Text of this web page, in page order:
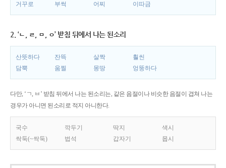
거꾸로
부썩 어찌 이따금
2. ‘ㄴ, ㄹ, ㅁ, ㅇ’ 받침 뒤에서 나는 된소리
산뜻하다 잔뜩 살짝
훨씬
담뿍
움찔 몽땅 엉뚱하다
다만, ‘ㄱ, ㅂ’ 받침 뒤에서 나는 된소리는, 같은 음절이나 비슷한 음절이 겹쳐 나는
경우가 아니면 된소리로 적지 아니한다.
국수 깍두기 딱지
색시
싹둑(~싹둑)
법석 갑자기 몹시